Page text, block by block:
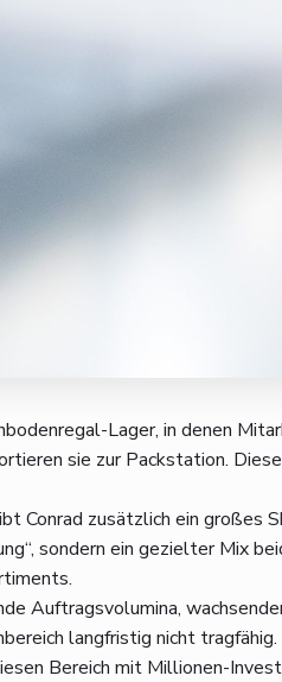
Lager, in denen
sie zur Packstation.
Conrad zusätzlich ein
sondern ein gezielter Mix
Auftragsvolumina,
langfristig nicht
Bereich mit Millionen-